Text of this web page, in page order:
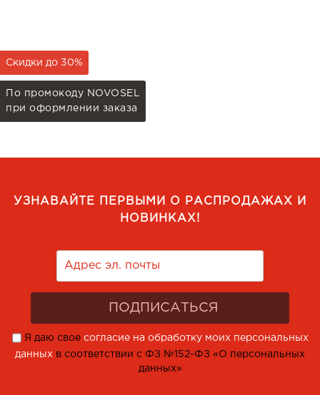
Скидки до 30%
По промокоду NOVOSEL
при оформлении заказа
УЗНАВАЙТЕ ПЕРВЫМИ О РАСПРОДАЖАХ И
НОВИНКАХ!
Я даю свое согласие на обработку моих персональных
данных в соответствии с ФЗ №152-ФЗ «О персональных
данных»